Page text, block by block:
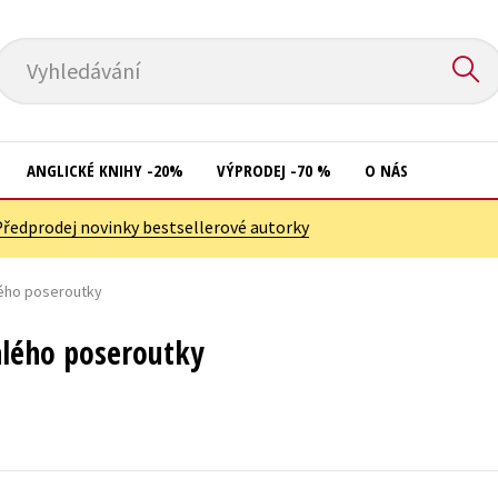
Vyhledávání
Kuchařky
Ostatní
ANGLICKÉ KNIHY -20% VÝPRODEJ -70 % O NÁS
novinky bestsellerové autorky
poseroutky
poseroutky